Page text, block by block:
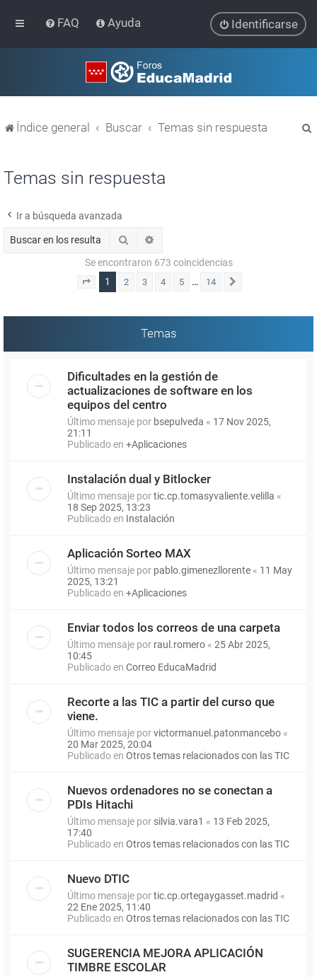
FAQ Ayuda Identificarse
Índice general Buscar Temas sin respuesta
Temas sin respuesta
Ir a búsqueda avanzada
Buscar
Se encontraron 673 coincidencias
Página 1de 14
1 2 3 4 5 … 14
Temas
Dificultades en la gestión de
actualizaciones de software en los
equipos del centro
Último mensaje por bsepulveda « 17 Nov 2025,
21:11
Publicado en +Aplicaciones
Instalación dual y Bitlocker
Último mensaje portic.cp.tomasyvaliente.velilla «
18 Sep 2025, 13:23
Publicado en Instalación
Aplicación Sorteo MAX
Último mensaje por pablo.gimenezllorente « 11 May
2025, 13:21
Publicado en +Aplicaciones
Enviar todos los correos de una carpeta
Último mensaje por raul.romero « 25 Abr 2025,
10:45
Publicado en Correo EducaMadrid
Recorte a las TIC a partir del curso que
viene.
Último mensaje porvictormanuel.patonmancebo «
20 Mar 2025, 20:04
Publicado en Otros temas relacionados con las TIC
Nuevos ordenadores no se conectan a
PDIs Hitachi
Último mensaje por silvia.vara1 « 13 Feb 2025,
17:40
Publicado en Otros temas relacionados con las TIC
Nuevo DTIC
Último mensaje portic.cp.ortegaygasset.madrid «
22 Ene 2025, 11:40
Publicado en Otros temas relacionados con las TIC
SUGERENCIA MEJORA APLICACIÓN
TIMBRE ESCOLAR